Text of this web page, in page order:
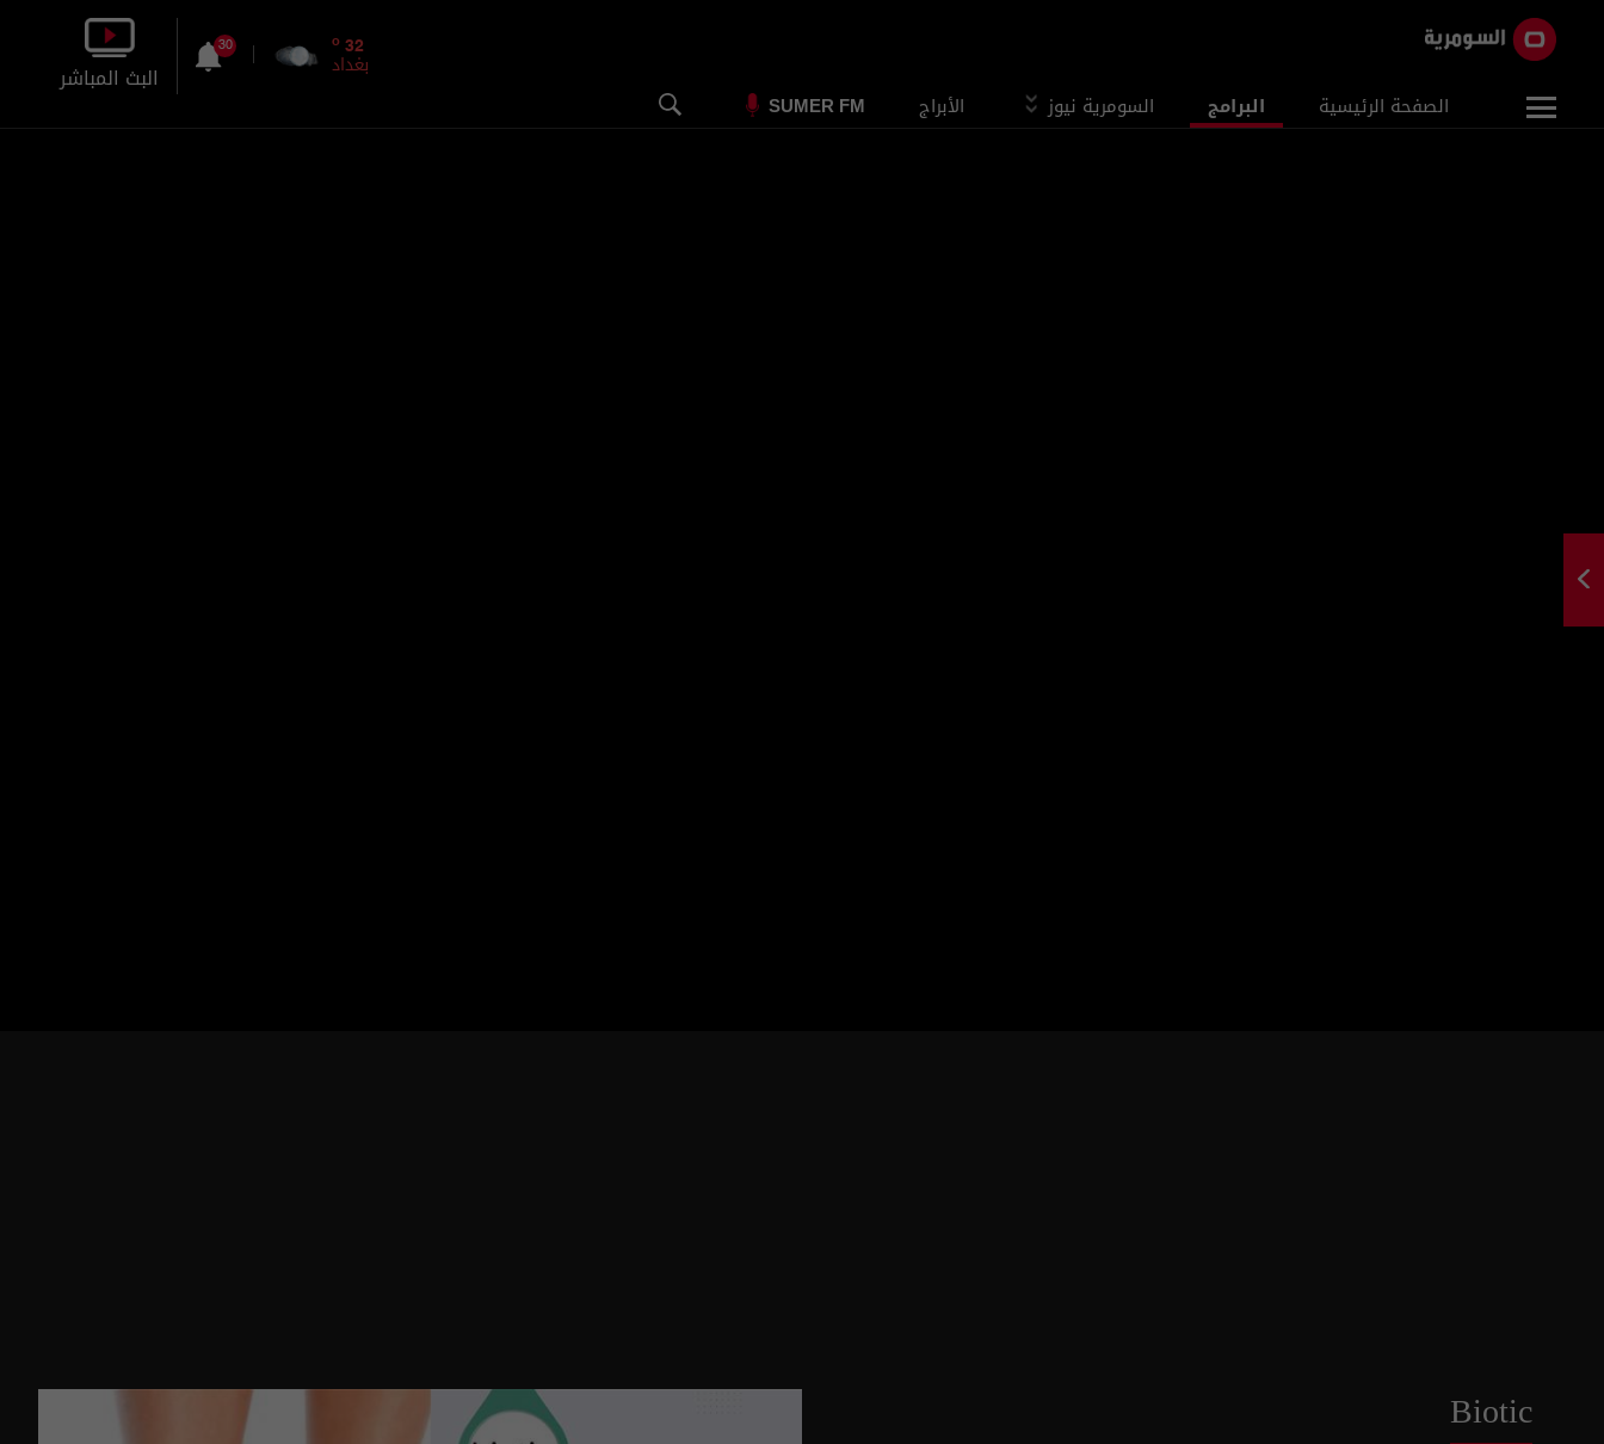
الصفحة الرئيسية البرامج السومرية نيوز الأبراج SUMER FM
32
o
بغداد
30
البث المباشر
Biotic